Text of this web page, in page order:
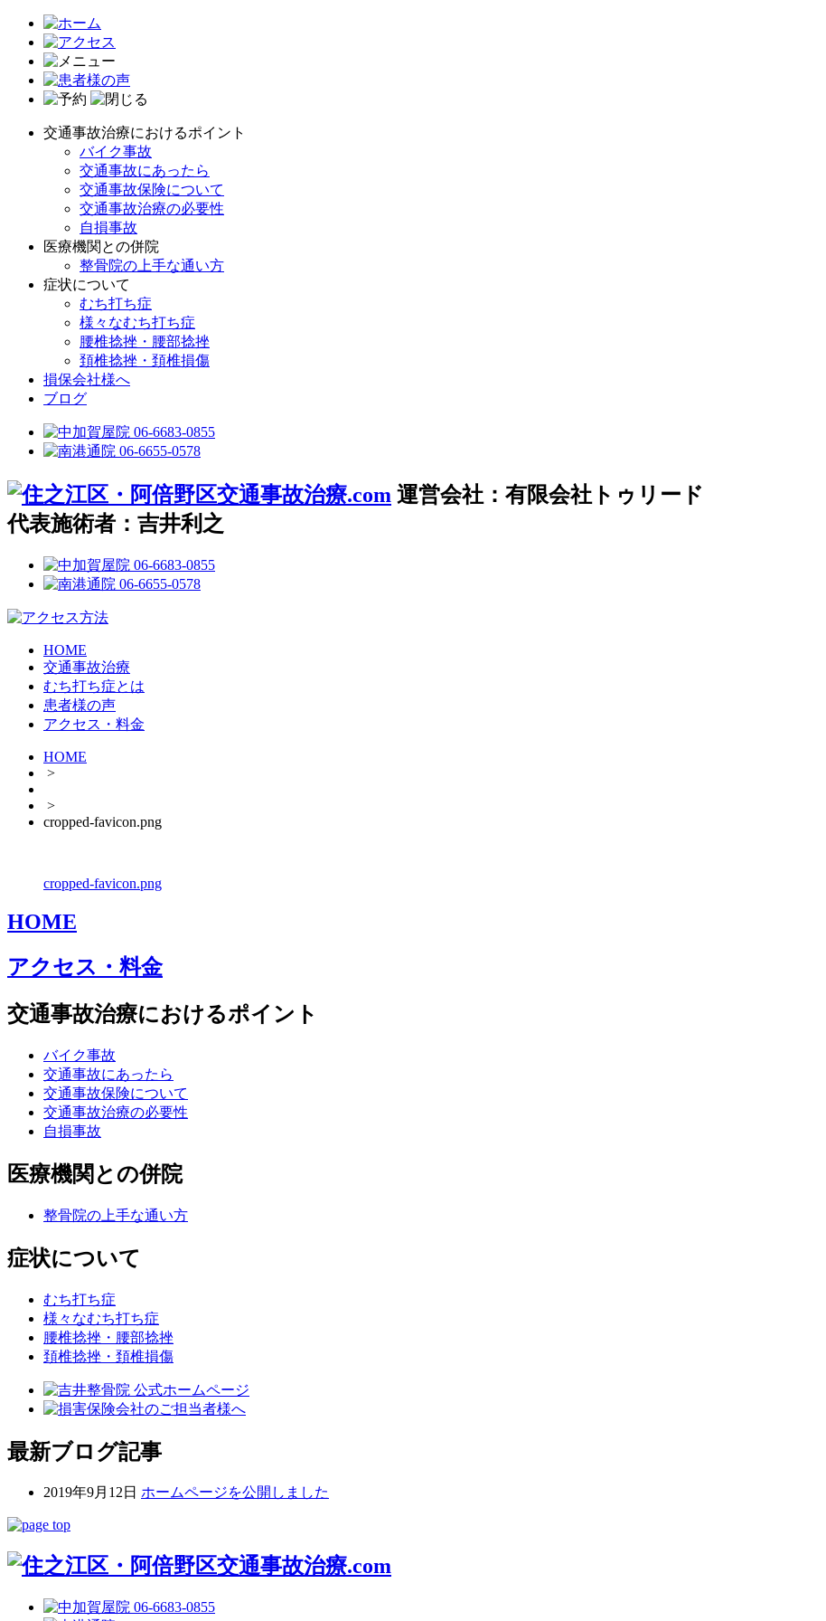
交通事故治療におけるポイント
バイク事故
交通事故にあったら
交通事故保険について
交通事故治療の必要性
自損事故
医療機関との併院
整骨院の上手な通い方
症状について
むち打ち症
様々なむち打ち症
腰椎捻挫・腰部捻挫
頚椎捻挫・頚椎損傷
損保会社様へ
ブログ
運営会社：有限会社トゥリード
代表施術者：吉井利之
HOME
交通事故治療
むち打ち症とは
患者様の声
アクセス・料金
HOME
>
>
cropped-favicon.png
cropped-favicon.png
HOME
アクセス・料金
交通事故治療におけるポイント
バイク事故
交通事故にあったら
交通事故保険について
交通事故治療の必要性
自損事故
医療機関との併院
整骨院の上手な通い方
症状について
むち打ち症
様々なむち打ち症
腰椎捻挫・腰部捻挫
頚椎捻挫・頚椎損傷
最新ブログ記事
2019年9月12日 ホームページを公開しました